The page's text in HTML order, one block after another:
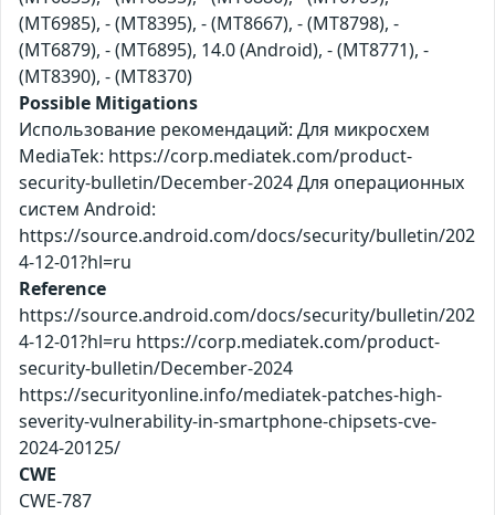
(MT6985), - (MT8395), - (MT8667), - (MT8798), -
(MT6879), - (MT6895), 14.0 (Android), - (MT8771), -
(MT8390), - (MT8370)
Possible Mitigations
Использование рекомендаций: Для микросхем
MediaTek: https://corp.mediatek.com/product-
security-bulletin/December-2024 Для операционных
систем Android:
https://source.android.com/docs/security/bulletin/202
4-12-01?hl=ru
Reference
https://source.android.com/docs/security/bulletin/202
4-12-01?hl=ru https://corp.mediatek.com/product-
security-bulletin/December-2024
https://securityonline.info/mediatek-patches-high-
severity-vulnerability-in-smartphone-chipsets-cve-
2024-20125/
CWE
CWE-787